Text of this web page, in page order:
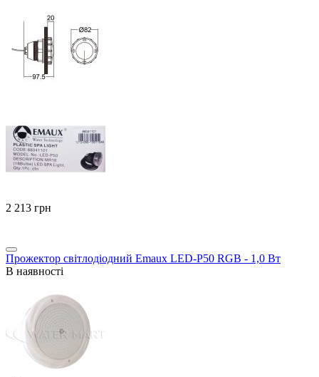
‍2 213‍ грн
Прожектор світлодіодний Emaux LED-P50 RGB - 1,0 Вт
В наявності